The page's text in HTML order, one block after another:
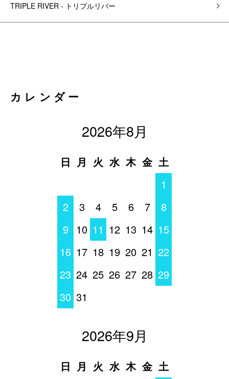
TRIPLE RIVER - トリプルリバー
カレンダー
2026年8月
日 月 火 水 木 金 土
1
2
3 4 5 6 7
8
9
10 11 12 13 14 15
16 17 18 19 20 21 22
23 24 25 26 27 28 29
30 31
2026年9月
日 月 火 水 木 金 土